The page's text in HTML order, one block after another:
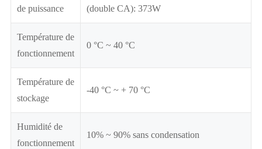
de puissance
(double CA): 373W
Température de
fonctionnement
0 °C ~ 40 °C
Température de
stockage
-40 °C ~ + 70 °C
Humidité de
fonctionnement
10% ~ 90% sans condensation